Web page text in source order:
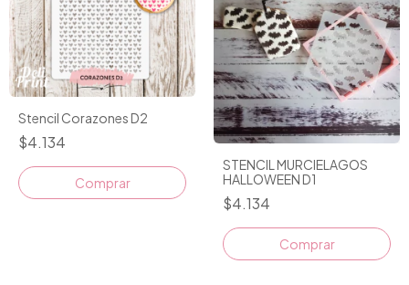
Stencil Corazones D2
$4.134
STENCIL MURCIELAGOS
HALLOWEEN D1
$4.134